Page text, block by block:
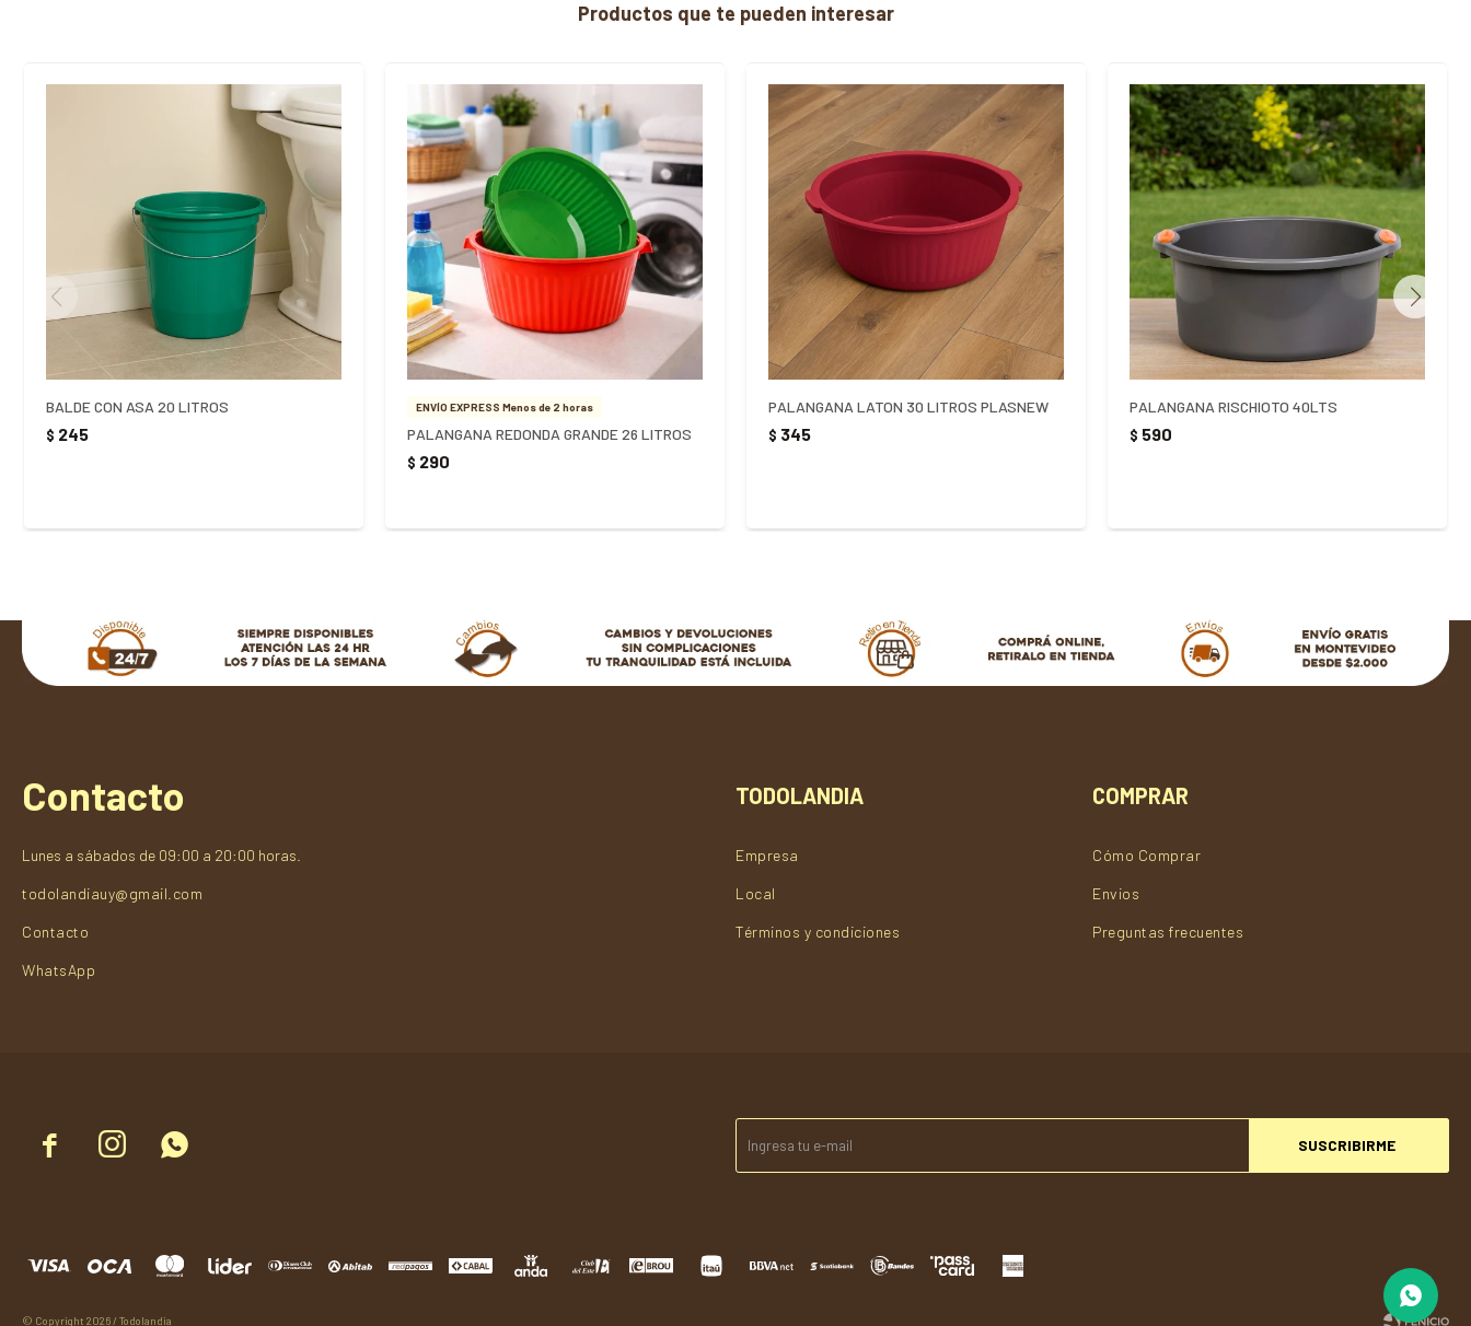
Productos que te pueden interesar
BALDE CON ASA 20 LITROS
$ 245
ENVÍO EXPRESS Menos de 2 horas
PALANGANA REDONDA GRANDE 26 LITROS
$ 290
PALANGANA LATON 30 LITROS PLASNEW
$ 345
PALANGANA RISCHIOTO 40LTS
$ 590
   SUSCRIBIRME
Contacto
Lunes a sábados de 09:00 a 20:00 horas.
todolandiauy@gmail.com
Contacto
WhatsApp
TODOLANDIA
Empresa
Local
Términos y condiciones
COMPRAR
Cómo Comprar
Envios
Preguntas frecuentes
© Copyright 2026 / Todolandia